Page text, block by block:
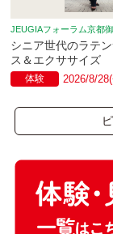
JEUGIAフォーラム京都
シニア世代のラテ
ス＆エクササイズ
体験 2026/8/